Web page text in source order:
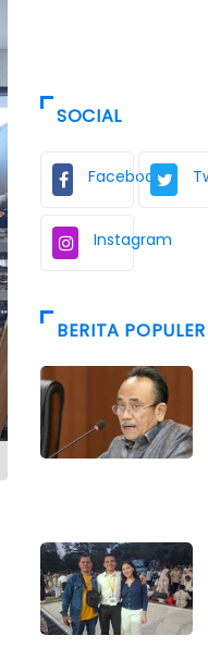
SOCIAL
Facebook
Instagram
BERITA POPULER